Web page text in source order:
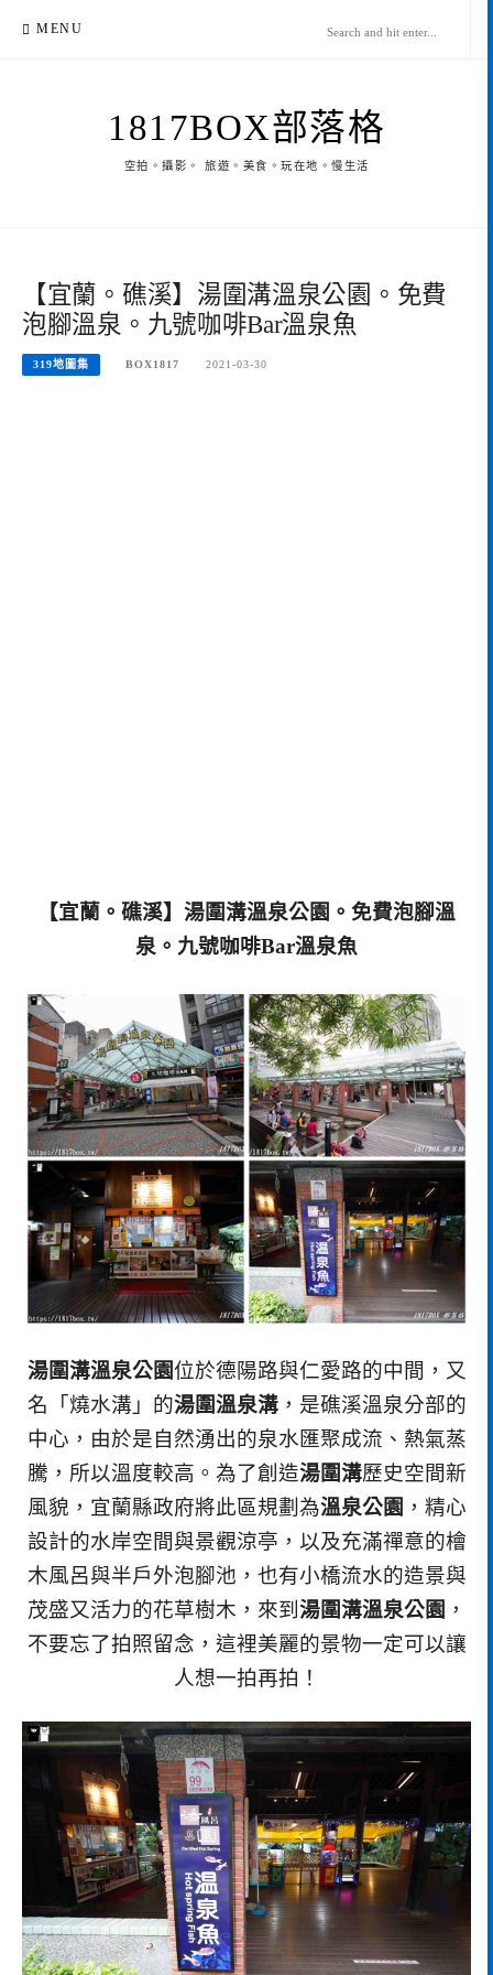
MENU
1817BOX部落格
空拍。攝影。 旅遊。美食。玩在地。慢生活
【宜蘭。礁溪】湯圍溝溫泉公園。免費
泡腳溫泉。九號咖啡Bar溫泉魚
319地圖集 BOX1817 2021-03-30
【宜蘭。礁溪】湯圍溝溫泉公園。免費泡腳溫
泉。九號咖啡Bar溫泉魚
湯圍溝溫泉公園位於德陽路與仁愛路的中間，又
名「燒水溝」的湯圍溫泉溝，是礁溪溫泉分部的
中心，由於是自然湧出的泉水匯聚成流、熱氣蒸
騰，所以溫度較高。為了創造湯圍溝歷史空間新
風貌，宜蘭縣政府將此區規劃為溫泉公園 ，精心
設計的水岸空間與景觀涼亭，以及充滿禪意的檜
木風呂與半戶外泡腳池，也有小橋流水的造景與
茂盛又活力的花草樹木，來到 湯圍溝溫泉公園 ，
不要忘了拍照留念，這裡美麗的景物一定可以讓
人想一拍再拍！